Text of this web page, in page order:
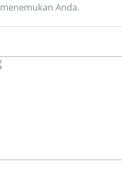
menemukan Anda.